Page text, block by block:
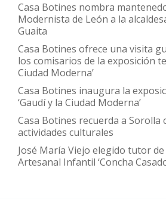
Casa Botines nombra
Modernista de León a la
Guaita
Casa Botines ofrece una visita
los comisarios de la exposición
Ciudad Moderna’
Casa Botines inaugura la
‘Gaudí y la Ciudad Moderna’
Casa Botines recuerda a Sorolla
actividades culturales
José María Viejo elegido tutor de
Artesanal Infantil ‘Concha